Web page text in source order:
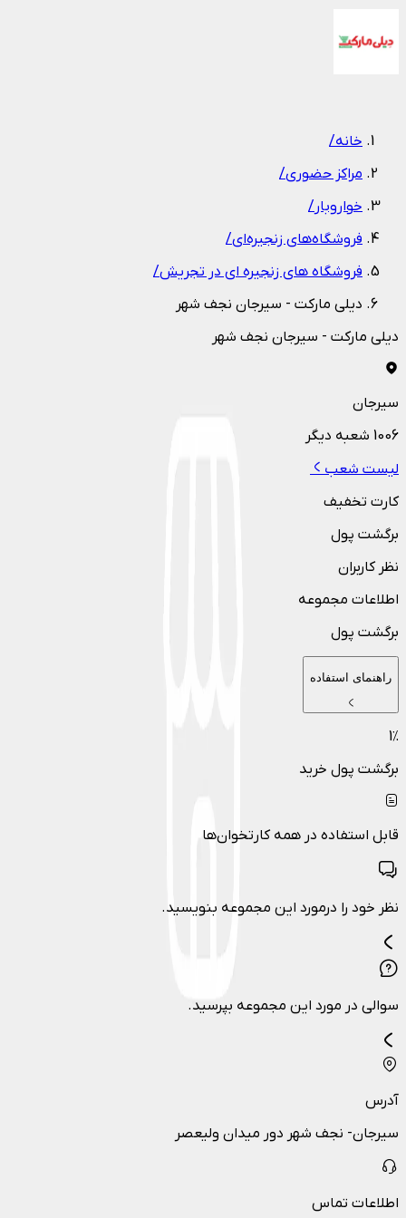
خانه/
مراکز حضوری/
خواروبار/
فروشگاه‌های زنجیره‌ای/
فروشگاه های زنجیره ای در تجریش/
دیلی مارکت - سیرجان نجف شهر
دیلی مارکت - سیرجان نجف شهر
سیرجان
1006 شعبه دیگر
لیست شعب
کارت تخفیف
برگشت پول
نظر کاربران
اطلاعات مجموعه
برگشت پول
راهنمای استفاده
1٪
برگشت پول خرید
قابل استفاده در همه کارتخوان‌ها
نظر خود را درمورد این مجموعه بنویسید.
سوالی در مورد این مجموعه بپرسید.
آدرس
سیرجان- نجف شهر دور میدان ولیعصر
اطلاعات تماس